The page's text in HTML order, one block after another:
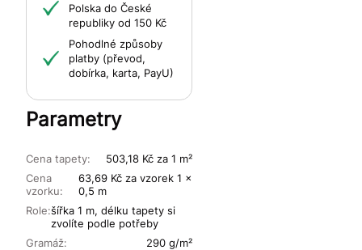
Polska do České
republiky od 150 Kč
Pohodlné způsoby
platby (převod,
dobírka, karta, PayU)
Parametry
Cena tapety:
503,18 Kč za 1 m²
Cena
vzorku:
63,69 Kč za vzorek 1 x
0,5 m
Role:šířka 1 m, délku tapety si
zvolíte podle potřeby
Gramáž: 290 g/m²